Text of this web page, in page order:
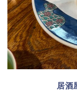
居酒